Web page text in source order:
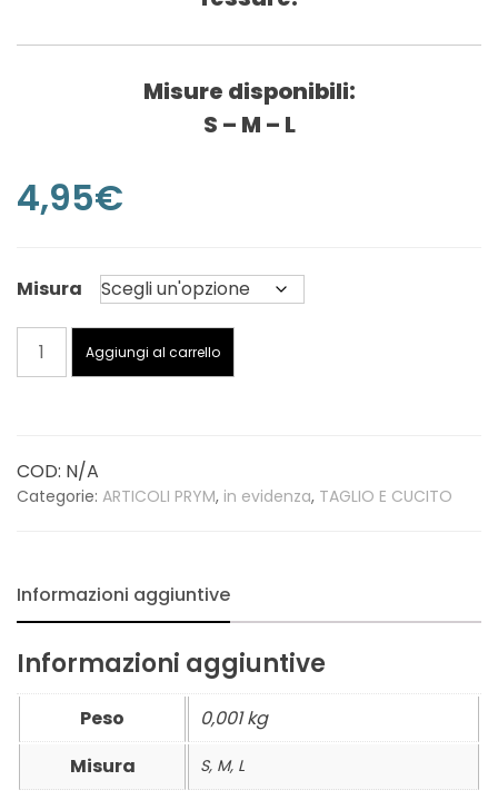
Misure disponibili:
S – M – L
4,95€
Misura
PRYM
quantità
Aggiungi al carrello
COD: N/A
Categorie: ARTICOLI PRYM, in evidenza, TAGLIO E CUCITO
Informazioni aggiuntive
Informazioni aggiuntive
Peso
0,001 kg
Misura
S, M, L